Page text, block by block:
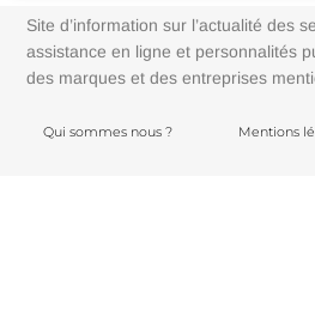
Site d’information sur l’actualité des
assistance en ligne et personnalités
des marques et des entreprises
Qui sommes nous ? Mentions